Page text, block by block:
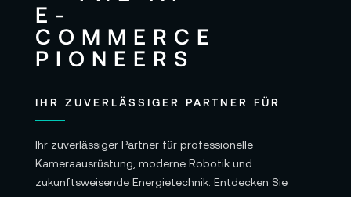
IHR ZUVERLÄSSIGER PARTNER FÜR
Ihr zuverlässiger Partner für professionelle
Kameraausrüstung, moderne Robotik und
zukunftsweisende Energietechnik. Entdecken Sie